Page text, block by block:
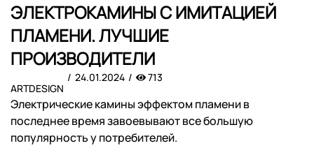
ЭЛЕКТРОКАМИНЫ С ИМИТАЦИЕЙ
ПЛАМЕНИ. ЛУЧШИЕ
ПРОИЗВОДИТЕЛИ
ARTDESIGN
24.01.2024 713
Электрические камины эффектом пламени в
последнее время завоевывают все большую
популярность у потребителей.